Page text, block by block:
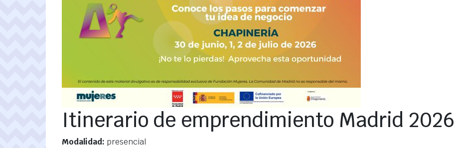
Itinerario de emprendimiento Madrid 2026
Modalidad: presencial